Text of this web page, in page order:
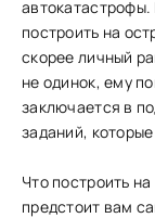
построить на
скорее личный
не одинок, ему
заключается в
заданий,
Что построить
предстоит вам